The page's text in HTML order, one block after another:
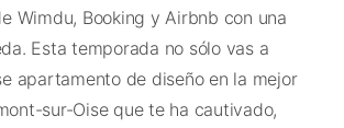
Wimdu, Booking y Airbnb con una
Esta temporada no sólo vas a
apartamento de diseño en la mejor
sur-Oise que te ha cautivado,